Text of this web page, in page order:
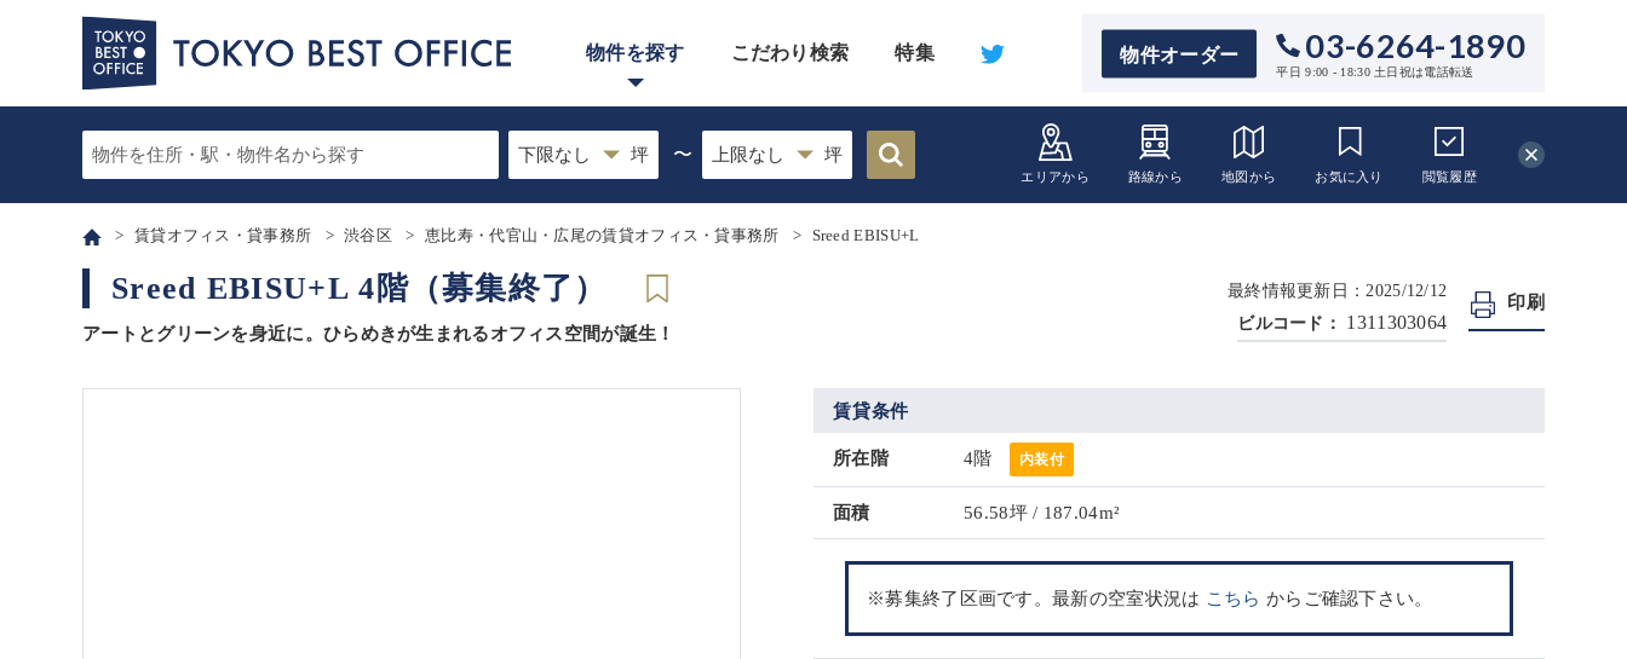
物件オーダー 03-6264-1890
平日 9:00 - 18:30 土日祝は電話転送
物件を探す こだわり検索 特集
エリアから 路線から 地図から お気に入り 閲覧履歴
〜
賃貸オフィス・貸事務所 渋谷区 恵比寿・代官山・広尾の賃貸オフィス・貸事務所 Sreed EBISU+L
Sreed EBISU+L 4階（募集終了）
アートとグリーンを身近に。ひらめきが生まれるオフィス空間が誕生！
最終情報更新日：2025/12/12
ビルコード：
1311303064
印刷
賃貸条件
所在階 4階 内装付
面積 56.58坪 / 187.04m²
※募集終了区画です。最新の空室状況は こちら からご確認下さい。